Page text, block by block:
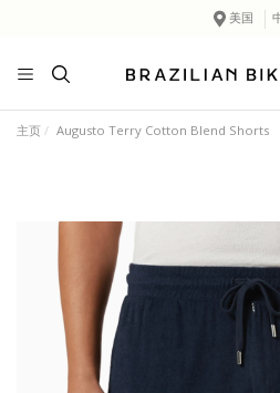
美国
主页 Augusto Terry Cotton Blend Shorts